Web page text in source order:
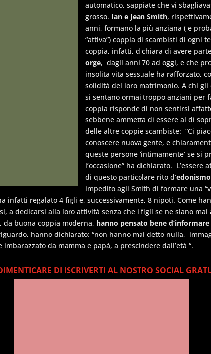
automatico, sappiate che vi
grosso. Ian e Jean Smith,
anni, formano la più anziana ( e
“attiva”) coppia di scambisti di ogni
coppia, infatti, dichiara di avere
orge, dagli anni 70 ad oggi, e che
insolita vita sessuale ha rafforzato,
solidità del loro matrimonio. A chi gli
si sentano ormai troppo anziani per
coppia risponde di non sentirsi
sebbene ammetta di essere al di
delle altre coppie scambiste: “Ci
conoscere nuova gente, e
queste persone ‘intimamente’ se si
l’occasione” ha dichiarato. L’essere
di questo particolare rito d’
impedito agli Smith di formare una
infatti regalato 4 figli e, successivamente, 8 nipoti. Come
a dedicarsi alla loro attività senza che i figli se ne siano mai
da buona coppia moderna, hanno pensato bene
hanno dichiarato: “non hanno mai detto nulla,
imbarazzato da mamma e papà, a prescindere dall’età “.
DI ISCRIVERTI AL NOSTRO SOCIAL